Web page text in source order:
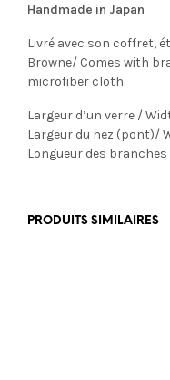
Handmade in Japan
Livré avec son coffret,
Browne/ Comes with
microfiber cloth
Largeur d’un verre /
Largeur du nez (pont)/
Longueur des branches
PRODUITS SIMILAIRES